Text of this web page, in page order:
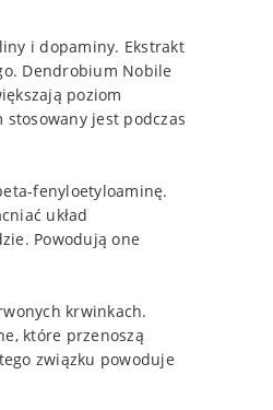
i dopaminy. Ekstrakt
Dendrobium Nobile
poziom
jest podczas
fenyloetyloaminę.
układ
Powodują one
krwinkach.
które przenoszą
związku powoduje